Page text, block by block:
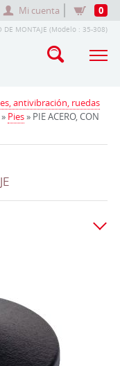
Mi cuenta 0
DE MONTAJE (Modelo : 35-308)
antivibración, ruedas
Pies» PIE ACERO, CON